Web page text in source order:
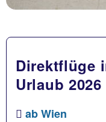
Direktflüge
Urlaub 2026
ab Wien